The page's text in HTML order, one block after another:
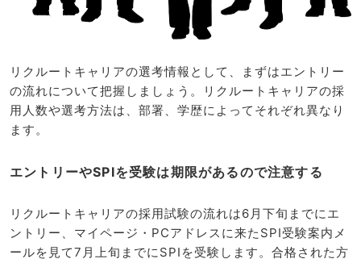
リクルートキャリアの選考情報として、まずはエントリー
の流れについて把握しましょう。リクルートキャリアの採
用人数や選考方法は、部署、学歴によってそれぞれ異なり
ます。
エントリーやSPIを受験は期限があるので注意する
リクルートキャリアの採用試験の流れは6月下旬までにエ
ントリー、マイページ・PCアドレスに来たSPI受験案内メ
ールを見て7月上旬までにSPIを受験します。合格された方